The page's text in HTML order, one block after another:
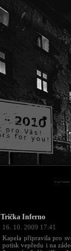
Trička Inferno
16. 10. 2009 17:41
Kapela připravila pro
potisk vepředu i na